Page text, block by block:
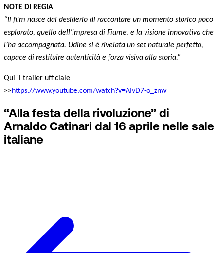
NOTE DI REGIA
“Il film nasce dal desiderio di raccontare un momento storico poco
esplorato, quello dell’impresa di Fiume, e la visione innovativa che
l’ha accompagnata. Udine si è rivelata un set naturale perfetto,
capace di restituire autenticità e forza visiva alla storia.”
Qui il trailer ufficiale
>>https://www.youtube.com/watch?v=AIvD7-o_znw
“Alla festa della rivoluzione” di
Arnaldo Catinari dal 16 aprile nelle sale
italiane